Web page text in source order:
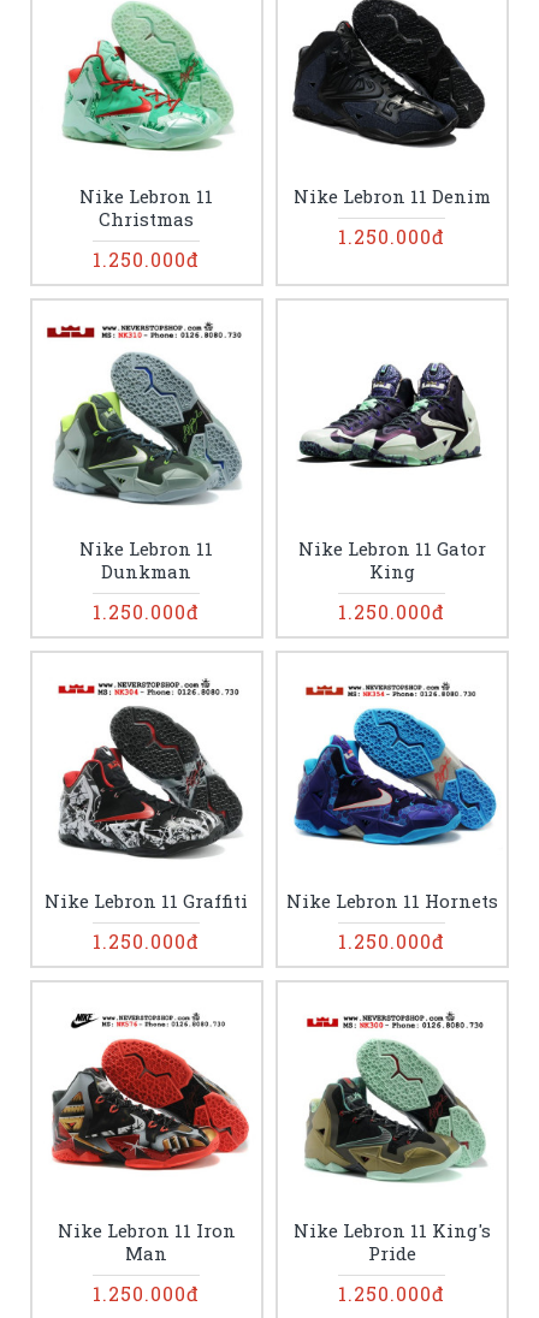
Nike Lebron 11
Christmas
1.250.000đ
Nike Lebron 11 Denim
1.250.000đ
Nike Lebron 11
Dunkman
1.250.000đ
Nike Lebron 11 Gator
King
1.250.000đ
Nike Lebron 11 Graffiti
1.250.000đ
Nike Lebron 11 Hornets
1.250.000đ
Nike Lebron 11 Iron
Man
1.250.000đ
Nike Lebron 11 King's
Pride
1.250.000đ